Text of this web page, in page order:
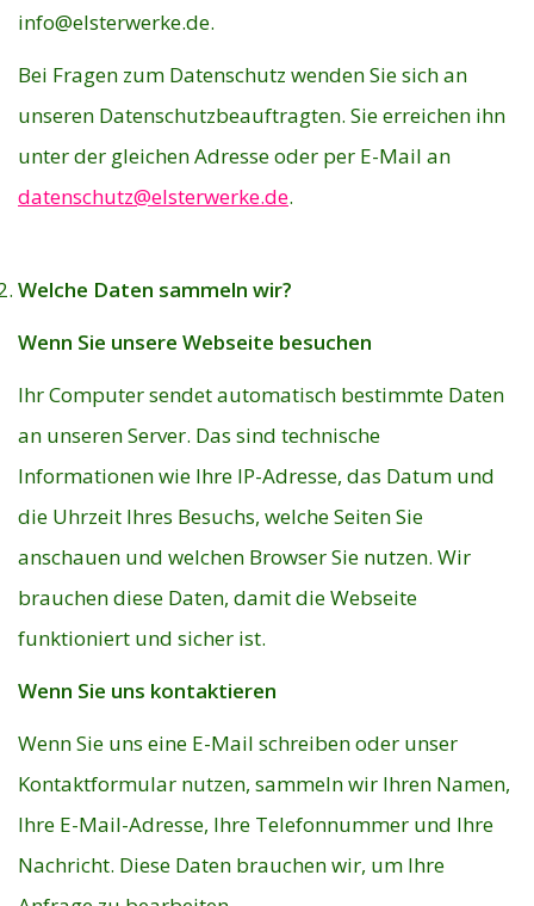
info@elsterwerke.de.
Bei Fragen zum Datenschutz wenden Sie sich an
unseren Datenschutzbeauftragten. Sie erreichen ihn
unter der gleichen Adresse oder per E-Mail an
datenschutz@elsterwerke.de.
Welche Daten sammeln wir?
Wenn Sie unsere Webseite besuchen
Ihr Computer sendet automatisch bestimmte Daten
an unseren Server. Das sind technische
Informationen wie Ihre IP-Adresse, das Datum und
die Uhrzeit Ihres Besuchs, welche Seiten Sie
anschauen und welchen Browser Sie nutzen. Wir
brauchen diese Daten, damit die Webseite
funktioniert und sicher ist.
Wenn Sie uns kontaktieren
Wenn Sie uns eine E-Mail schreiben oder unser
Kontaktformular nutzen, sammeln wir Ihren Namen,
Ihre E-Mail-Adresse, Ihre Telefonnummer und Ihre
Nachricht. Diese Daten brauchen wir, um Ihre